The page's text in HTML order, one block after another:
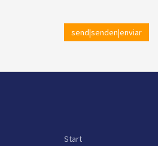
send|senden|enviar
Start